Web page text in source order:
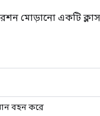
মোড়ানো একটি ক্লাস
বহন করে